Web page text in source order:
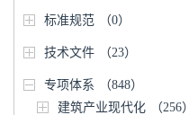
标准规范 （0）
技术文件 （23）
专项体系
（848）
建筑产业现代化
（256）